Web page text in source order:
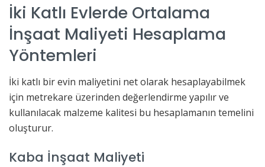
İki Katlı Evlerde Ortalama
İnşaat Maliyeti Hesaplama
Yöntemleri
İki katlı bir evin maliyetini net olarak hesaplayabilmek
için metrekare üzerinden değerlendirme yapılır ve
kullanılacak malzeme kalitesi bu hesaplamanın temelini
oluşturur.
Kaba İnşaat Maliyeti